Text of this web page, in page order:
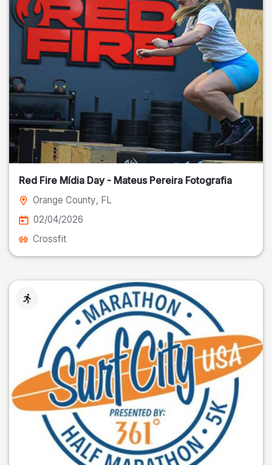
Red Fire Mídia Day - Mateus Pereira Fotografia
Orange County, FL
02/04/2026
Crossfit